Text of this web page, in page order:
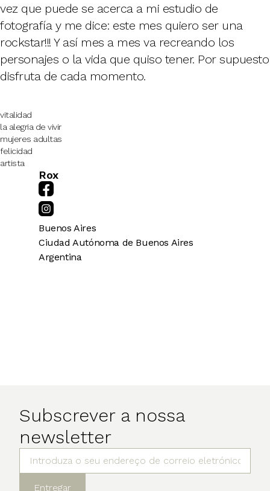
vez que puede se acerca a mi estudio de
fotografía y me dice: este mes quiero ser una
rockstar!!! Y así mes a mes va recreando los
personajes o la vida que quiso tener. Por supuesto
disfruta de cada momento.
vitalidad
la alegria de vivir
mujeres adultas
felicidad
artista
Rox
Buenos Aires
Ciudad Autónoma de Buenos Aires
Argentina
Subscrever a nossa
newsletter
Entregar